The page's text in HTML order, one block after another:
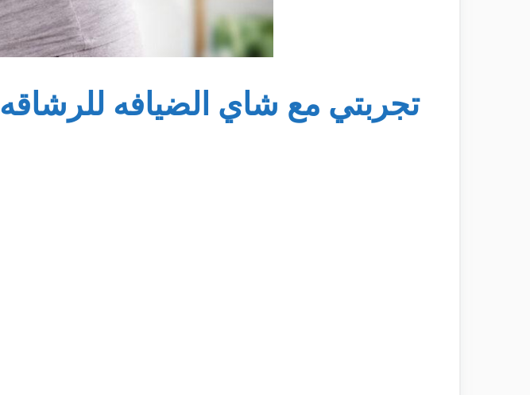
تجربتي مع شاي الضيافه للرشاقه